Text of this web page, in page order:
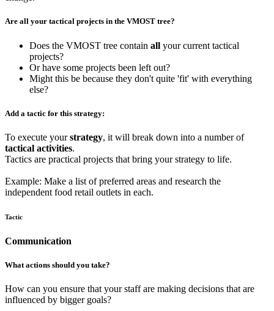
Are all your tactical projects in the VMOST tree?
Does the VMOST tree contain all your current tactical
projects?
Or have some projects been left out?
Might this be because they don't quite 'fit' with everything
else?
Add a tactic for this strategy:
To execute yourstrategy, it will break down into a number of
tactical activities.
Tactics are practical projects that bring your strategy to life.
Example: Make a list of preferred areas and research the
independent food retail outlets in each.
Tactic
Communication
What actions should you take?
How can you ensure that your staff are making decisions that are
influenced by bigger goals?